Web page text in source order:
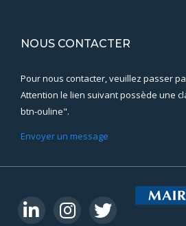
NOUS CONTACTER
Pour nous contacter, veuillez passer
Attention le lien suivant possède une
btn-ouline".
Envoyer un message